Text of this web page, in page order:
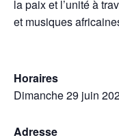
la paix et l’unité à
et musiques
Horaires
Dimanche 29 juin
Adresse